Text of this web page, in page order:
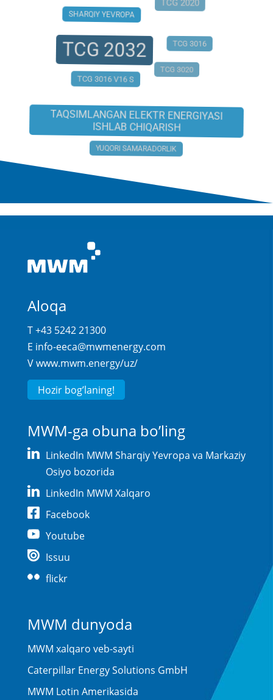
SHARQIY YEVROPA
TCG 2020
TCG 2032 TCG 3016
TCG 3016 V16 S
TCG 3020
TAQSIMLANGAN ELEKTR ENERGIYASI
ISHLAB CHIQARISH
YUQORI SAMARADORLIK
Aloqa
T +43 5242 21300
E info-eeca@mwmenergy.com
Vwww.mwm.energy/uz/
Hozir bog’laning!
MWM-ga obuna bo’ling
LinkedIn MWM Sharqiy Yevropa va Markaziy
Osiyo bozorida
LinkedIn MWM Xalqaro
Facebook
Youtube
Issuu
flickr
MWM dunyoda
MWM xalqaro veb-sayti
Caterpillar Energy Solutions GmbH
MWM Lotin Amerikasida